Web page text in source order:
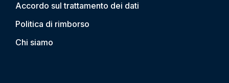
Accordo sul trattamento dei dati
Politica di rimborso
Chi siamo